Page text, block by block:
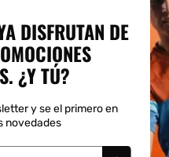
DISFRUTAN DE
¿Y TÚ?
y se el primero en
novedades